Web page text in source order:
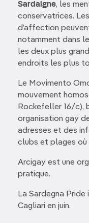
Sardaigne, les
conservatrices.
d’affection
notamment dans
les deux plus
endroits les plus
Le Movimento
mouvement
Rockefeller 16/c),
organisation gay
adresses et des
clubs et plages où
Arcigay est une
pratique.
La Sardegna
Cagliari en juin.